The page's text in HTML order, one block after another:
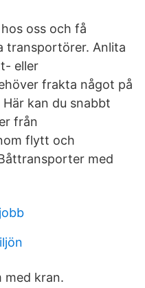
oss och få
transportörer. Anlita
eller
frakta något på
kan du snabbt
från
flytt och
med
med kran.